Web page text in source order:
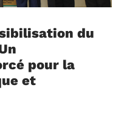
du
pour la
et